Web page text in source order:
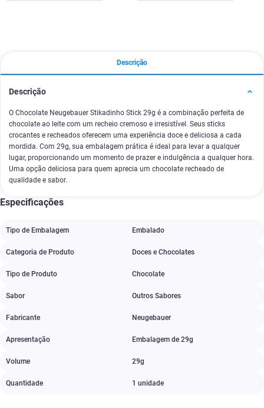
Descrição
Descrição
O Chocolate Neugebauer Stikadinho Stick 29g é a combinação perfeita de
chocolate ao leite com um recheio cremoso e irresistível. Seus sticks
crocantes e recheados oferecem uma experiência doce e deliciosa a cada
mordida. Com 29g, sua embalagem prática é ideal para levar a qualquer
lugar, proporcionando um momento de prazer e indulgência a qualquer hora.
Uma opção deliciosa para quem aprecia um chocolate recheado de
qualidade e sabor.
Especificações
Tipo de Embalagem Embalado
Categoria de Produto Doces e Chocolates
Tipo de Produto Chocolate
Sabor Outros Sabores
Fabricante Neugebauer
Apresentação Embalagem de 29g
Volume 29g
Quantidade 1 unidade